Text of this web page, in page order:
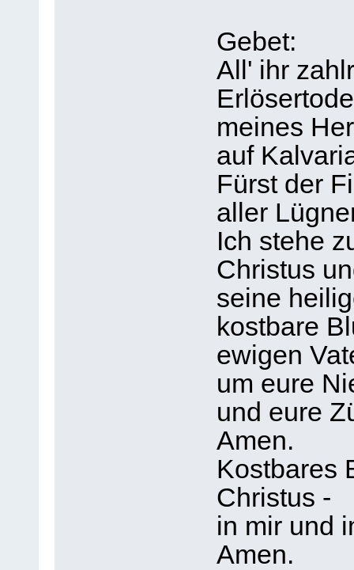
Gebet:
All' ihr
meines
auf
Fürst der
aller
Ich stehe
Christus
seine
kostbare
ewigen
um eure
und eure
Amen.
Kostbares
Christus -
in mir und
Amen.